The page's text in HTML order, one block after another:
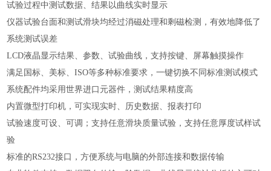
试验过程中测试数据、结果以曲线实时显示
仪器试验台面和测试滑块均经过消磁处理和剩磁检测，有效地降低了
系统测试误差
LCD液晶显示结果、参数、试验曲线，支持按键、屏幕触摸操作
满足国标、美标、ISO等多种标准要求，一键切换不同标准测试模式
系统配件均采用世界进口元器件，测试结果精度高
内置微型打印机，可实现实时、历史数据、报表打印
试验速度可设、可调；支持任意滑块质量试验 ，支持任意厚度试样试
验
标准的RS232接口，方便系统与电脑的外部连接和数据传输